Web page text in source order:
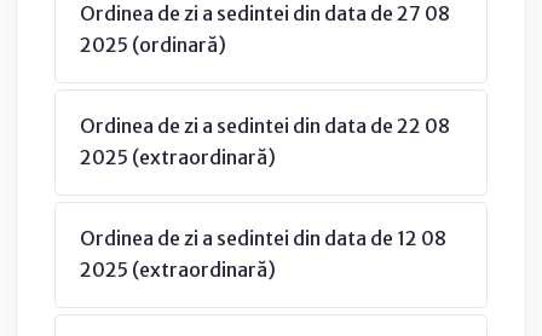
Ordinea de zi a sedintei din data de 27 08
2025 (ordinară)
Ordinea de zi a sedintei din data de 22 08
2025 (extraordinară)
Ordinea de zi a sedintei din data de 12 08
2025 (extraordinară)